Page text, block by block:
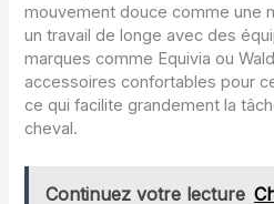
mouvement douce comme une
un travail de longe avec des
marques comme Equivia ou
accessoires confortables pour
ce qui facilite grandement la
cheval.
Continuez votre lecture